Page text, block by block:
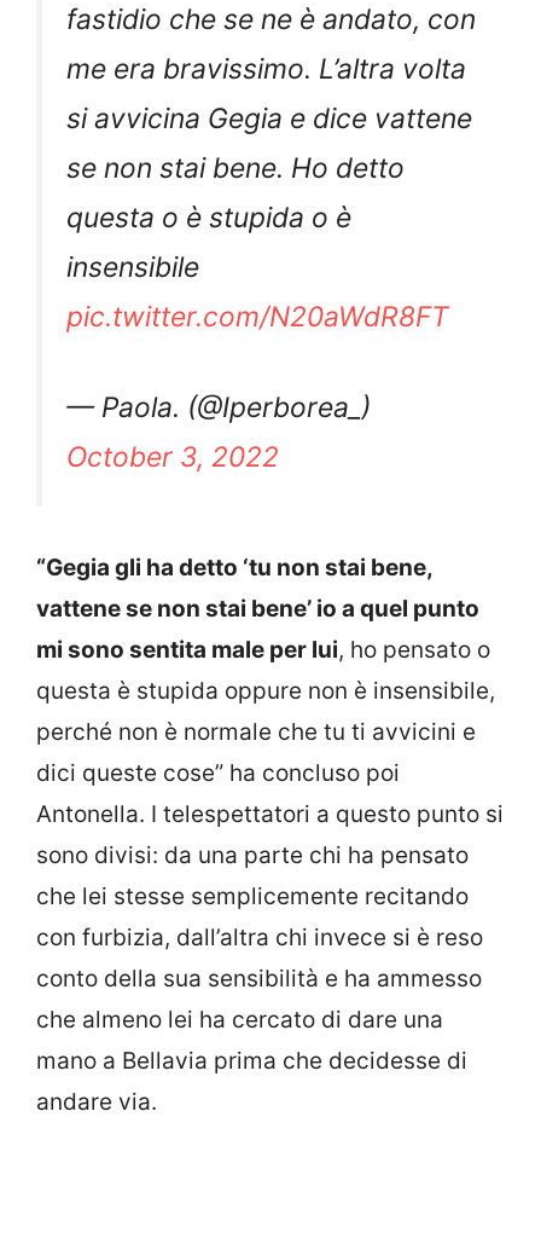
fastidio che se ne è andato, con
me era bravissimo. L’altra volta
si avvicina Gegia e dice vattene
se non stai bene. Ho detto
questa o è stupida o è
insensibile
pic.twitter.com/N20aWdR8FT
— Paola. (@Iperborea_)
October 3, 2022
“Gegia gli ha detto ‘tu non stai bene,
vattene se non stai bene’ io a quel punto
mi sono sentita male per lui, ho pensato o
questa è stupida oppure non è insensibile,
perché non è normale che tu ti avvicini e
dici queste cose” ha concluso poi
Antonella. I telespettatori a questo punto si
sono divisi: da una parte chi ha pensato
che lei stesse semplicemente recitando
con furbizia, dall’altra chi invece si è reso
conto della sua sensibilità e ha ammesso
che almeno lei ha cercato di dare una
mano a Bellavia prima che decidesse di
andare via.